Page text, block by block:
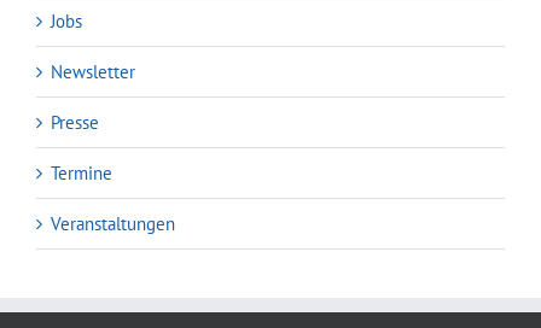
Jobs
Newsletter
Presse
Termine
Veranstaltungen